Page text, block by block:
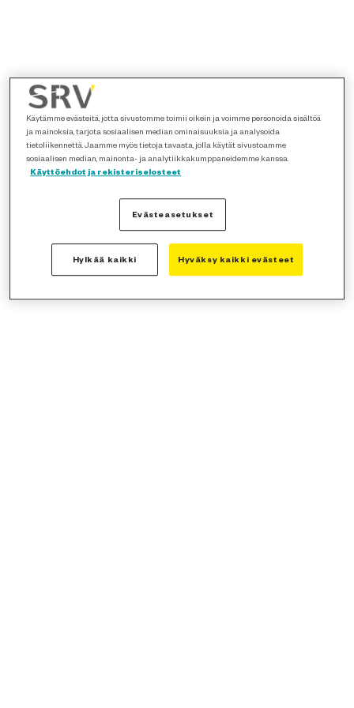
Käytämme evästeitä, jotta sivustomme toimii oikein ja voimme personoida sisältöä
ja mainoksia, tarjota sosiaalisen median ominaisuuksia ja analysoida
tietoliikennettä. Jaamme myös tietoja tavasta, jolla käytät sivustoamme
sosiaalisen median, mainonta- ja analytiikkakumppaneidemme kanssa.
Käyttöehdot ja rekisteriselosteet
Evästeasetukset
Hylkää kaikki Hyväksy kaikki evästeet